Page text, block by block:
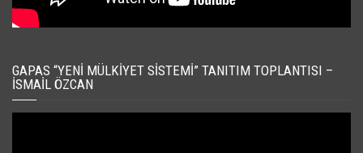
GAPAS “YENI MÜLKIYET SISTEMI” TANITIM TOPLANTISI –
İSMAIL ÖZCAN